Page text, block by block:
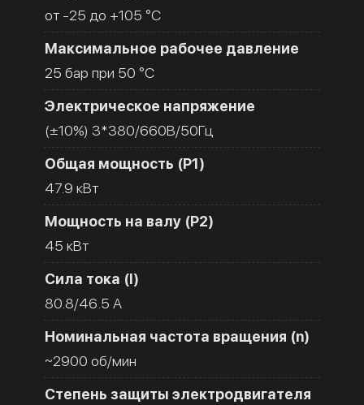
от -25 до +105 °C
Максимальное рабочее давление
25 бар при 50 °C
Электрическое напряжение
(±10%) 3*380/660В/50Гц
Общая мощность (Р1)
47.9 кВт
Мощность на валу (Р2)
45 кВт
Сила тока (I)
80.8/46.5 A
Номинальная частота вращения (n)
~2900 об/мин
Степень защиты электродвигателя